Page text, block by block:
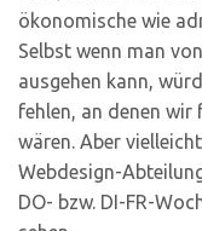
ökonomische wie
Selbst wenn man
ausgehen kann,
fehlen, an denen wir
wären. Aber
Webdesign-
DO- bzw. DI-FR-